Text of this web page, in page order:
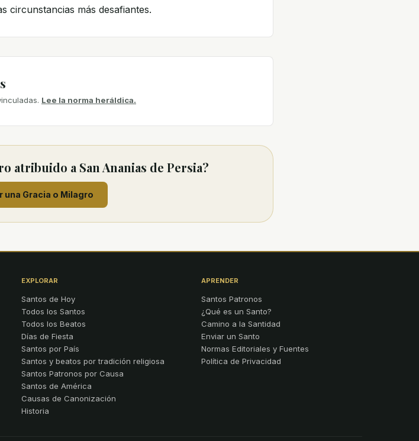
circunstancias más desafiantes.
Lee la norma heráldica.
atribuido a San Ananias de Persia?
una Gracia o Milagro
EXPLORAR
Santos de Hoy
Todos los Santos
Todos los Beatos
Días de Fiesta
Santos por País
Santos y beatos por tradición religiosa
Santos Patronos por Causa
Santos de América
Causas de Canonización
Historia
APRENDER
Santos Patronos
¿Qué es un Santo?
Camino a la Santidad
Enviar un Santo
Normas Editoriales y Fuentes
Política de Privacidad